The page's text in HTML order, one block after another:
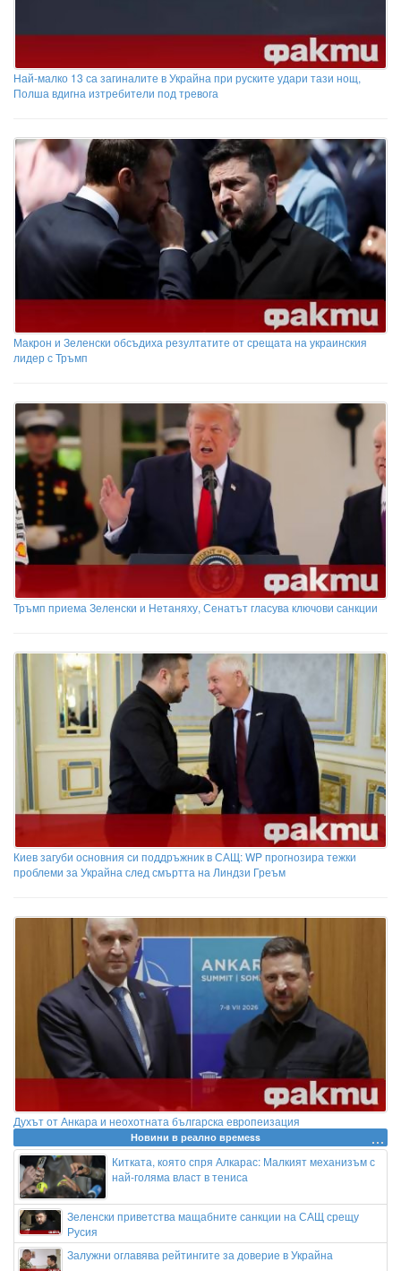
Най-малко 13 са загиналите в Украйна при руските удари тази нощ,
Полша вдигна изтребители под тревога
Макрон и Зеленски обсъдиха резултатите от срещата на украинския
лидер с Тръмп
Тръмп приема Зеленски и Нетаняху, Сенатът гласува ключови санкции
Киев загуби основния си поддръжник в САЩ: WP прогнозира тежки
проблеми за Украйна след смъртта на Линдзи Греъм
Духът от Анкара и неохотната българска европеизация
Новини в реално времеss
Китката, която спря Алкарас: Малкият механизъм с
най-голяма власт в тениса
Зеленски приветства мащабните санкции на САЩ срещу
Русия
Залужни оглавява рейтингите за доверие в Украйна